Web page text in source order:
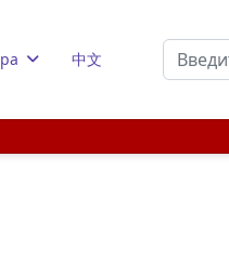
中文
Поиск